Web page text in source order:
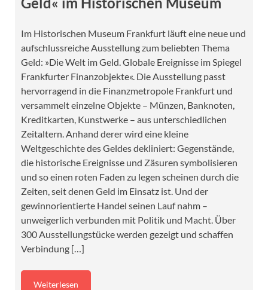
Im Historischen Museum Frankfurt läuft eine neue und
aufschlussreiche Ausstellung zum beliebten Thema
Geld: »Die Welt im Geld. Globale Ereignisse im Spiegel
Frankfurter Finanzobjekte«. Die Ausstellung passt
hervorragend in die Finanzmetropole Frankfurt und
versammelt einzelne Objekte – Münzen, Banknoten,
Kreditkarten, Kunstwerke – aus unterschiedlichen
Zeitaltern. Anhand derer wird eine kleine
Weltgeschichte des Geldes dekliniert: Gegenstände,
die historische Ereignisse und Zäsuren symbolisieren
und so einen roten Faden zu legen scheinen durch die
Zeiten, seit denen Geld im Einsatz ist. Und der
gewinnorientierte Handel seinen Lauf nahm –
unweigerlich verbunden mit Politik und Macht. Über
300 Ausstellungstücke werden gezeigt und schaffen
Verbindung […]
Weiterlesen